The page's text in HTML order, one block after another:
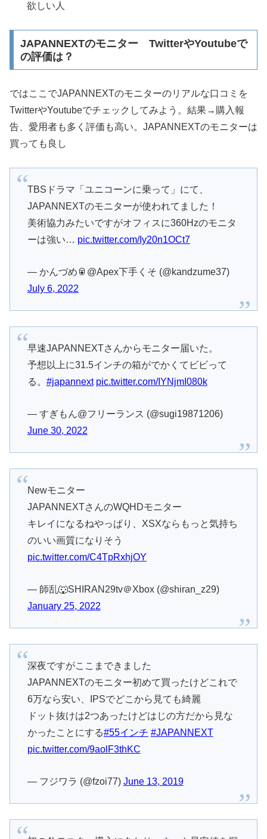
欲しい人
JAPANNEXTのモニター TwitterやYoutubeで
の評価は？
ではここでJAPANNEXTのモニターのリアルな口コミを
TwitterやYoutubeでチェックしてみよう。結果→購入報
告、愛用者も多く評価も高い。JAPANNEXTのモニターは
買っても良し
TBSドラマ「ユニコーンに乗って」にて、
JAPANNEXTのモニターが使われてました！
美術協力みたいですがオフィスに360Hzのモニタ
ーは強い… pic.twitter.com/Iy20n1OCt7
— かんづめ🥫@Apex下手くそ (@kandzume37)
July 6, 2022
早速JAPANNEXTさんからモニター届いた。
予想以上に31.5インチの箱がでかくてビビって
る。 #japannext pic.twitter.com/IYNjmI080k
— すぎもん@フリーランス (@sugi19871206)
June 30, 2022
Newモニター
JAPANNEXTさんのWQHDモニター
キレイになるねやっぱり、XSXならもっと気持ち
のいい画質になりそう
pic.twitter.com/C4TpRxhjOY
— 師乱🐺SHIRAN29tv＠Xbox (@shiran_z29)
January 25, 2022
深夜ですがここまできました
JAPANNEXTのモニター初めて買ったけどこれで
6万なら安い、IPSでどこから見ても綺麗
ドット抜けは2つあったけどはじの方だから見な
かったことにする#55インチ #JAPANNEXT
pic.twitter.com/9aolF3thKC
— フジワラ (@fzoi77) June 13, 2019